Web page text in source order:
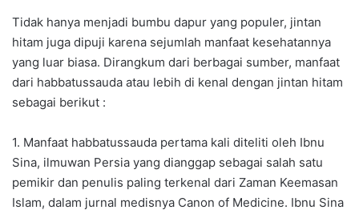
Tidak hanya menjadi bumbu dapur yang populer, jintan
hitam juga dipuji karena sejumlah manfaat kesehatannya
yang luar biasa. Dirangkum dari berbagai sumber, manfaat
dari habbatussauda atau lebih di kenal dengan jintan hitam
sebagai berikut :
1. Manfaat habbatussauda pertama kali diteliti oleh Ibnu
Sina, ilmuwan Persia yang dianggap sebagai salah satu
pemikir dan penulis paling terkenal dari Zaman Keemasan
Islam, dalam jurnal medisnya Canon of Medicine. Ibnu Sina